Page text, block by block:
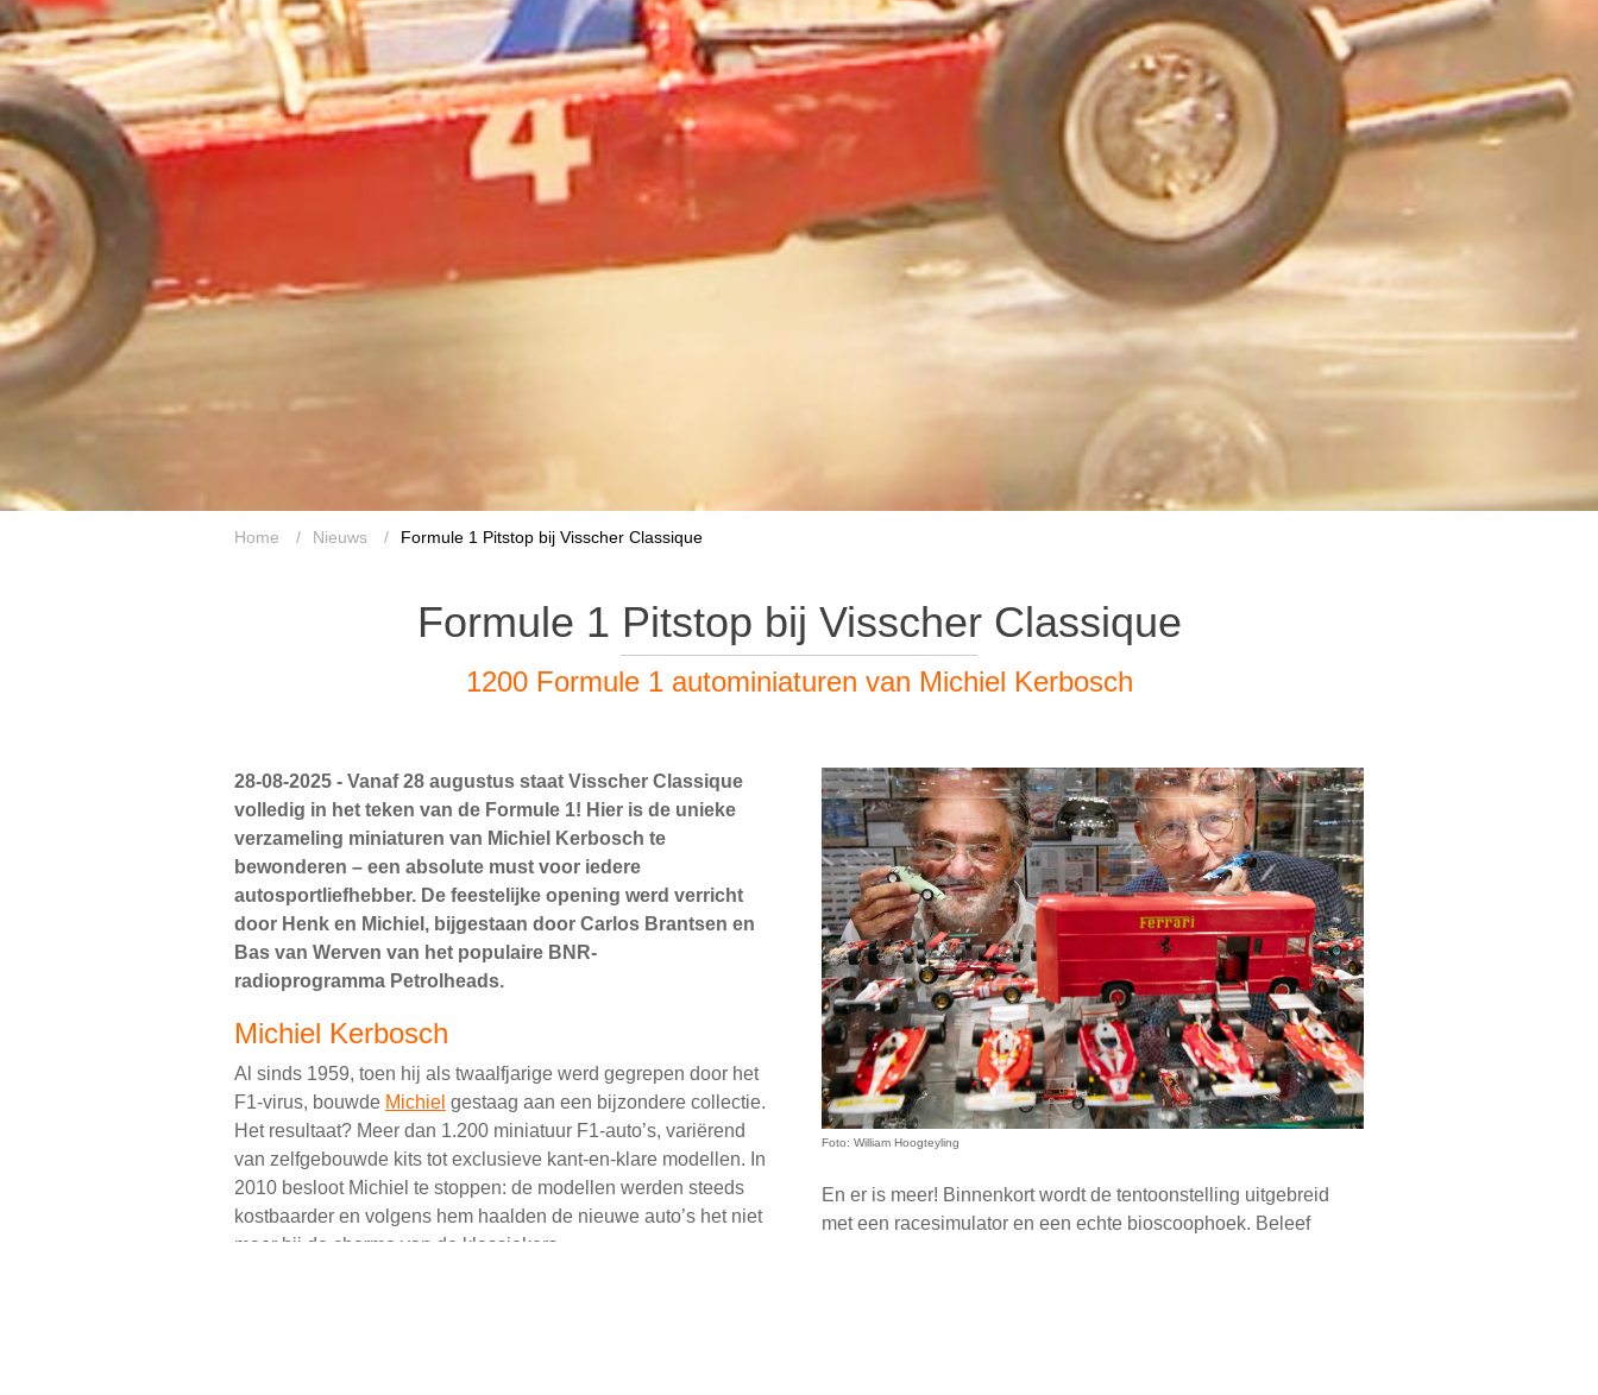
Home / Nieuws / Formule 1 Pitstop bij Visscher Classique
Formule 1 Pitstop bij Visscher Classique
1200 Formule 1 autominiaturen van Michiel Kerbosch
28-08-2025 - Vanaf 28 augustus staat Visscher Classique
volledig in het teken van de Formule 1! Hier is de unieke
verzameling miniaturen van Michiel Kerbosch te
bewonderen – een absolute must voor iedere
autosportliefhebber. De feestelijke opening werd verricht
door Henk en Michiel, bijgestaan door Carlos Brantsen en
Bas van Werven van het populaire BNR-
radioprogramma Petrolheads.
Michiel Kerbosch
Al sinds 1959, toen hij als twaalfjarige werd gegrepen door het
F1-virus, bouwde Michiel gestaag aan een bijzondere collectie.
Het resultaat? Meer dan 1.200 miniatuur F1-auto’s, variërend
van zelfgebouwde kits tot exclusieve kant-en-klare modellen. In
2010 besloot Michiel te stoppen: de modellen werden steeds
kostbaarder en volgens hem haalden de nieuwe auto’s het niet
meer bij de charme van de klassiekers.
Foto: William Hoogteyling
En er is meer! Binnenkort wordt de tentoonstelling uitgebreid
met een racesimulator en een echte bioscoophoek. Beleef